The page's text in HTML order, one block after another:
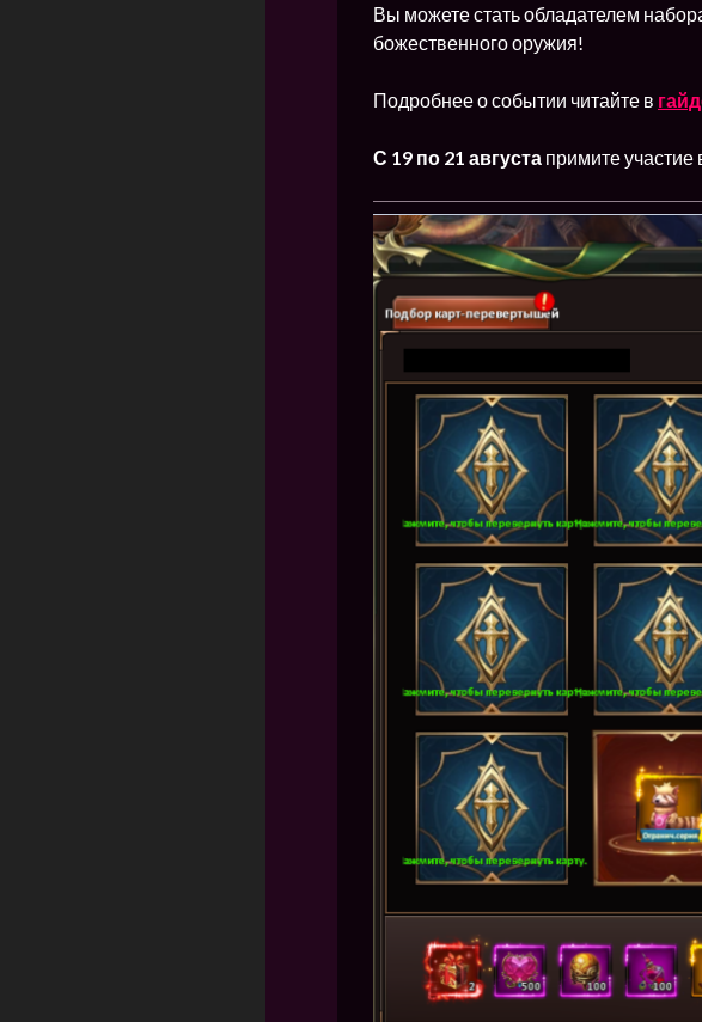
Вы можете стать обладателем
божественного оружия!
Подробнее о событии читайте в
С 19 по 21 августа примите участие